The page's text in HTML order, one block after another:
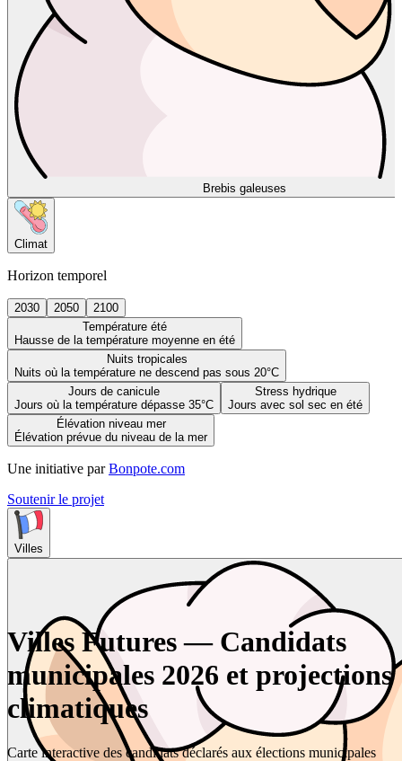
Brebis galeuses
Climat
Horizon temporel
2030 2050
2100
Température été
Hausse de la température moyenne en été
Nuits tropicales
Nuits où la température ne descend pas sous 20°C
Jours de canicule
Jours où la température dépasse 35°C
Stress hydrique
Jours avec sol sec en été
Élévation niveau mer
Élévation prévue du niveau de la mer
Une initiative par Bonpote.com
Soutenir le projet
Villes
Villes Futures — Candidats
municipales 2026 et projections
climatiques
Carte interactive des candidats déclarés aux élections municipales